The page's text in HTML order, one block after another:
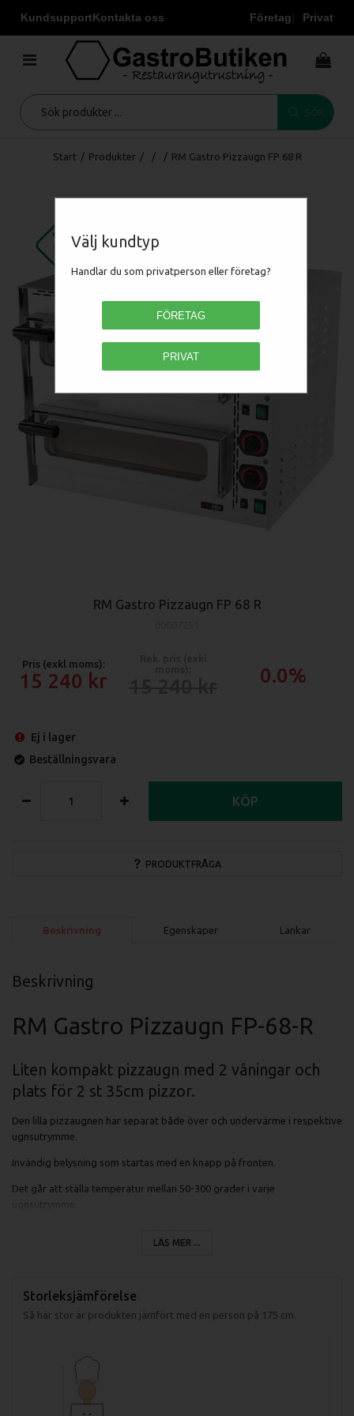
KundsupportKontakta oss Företag Privat
Välj kundtyp
Handlar du som privatperson eller företag?
FÖRETAG
PRIVAT
Start / Produkter / / / RM Gastro Pizzaugn FP 68 R
RM Gastro Pizzaugn FP 68 R
Pris (exkl moms):
15 240 0.0%
Ej i lager
Beställningsvara
PRODUKTFRÅGA
KÖP
Beskrivning Egenskaper Länkar
Beskrivning
RM Gastro Pizzaugn FP-68-R
Liten kompakt pizzaugn med 2 våningar och
plats för 2 st 35cm pizzor.
Den lilla pizzaugnen har separat både över och undervärme i respektive
ugnsutrymme.
Invändig belysning som startas med en knapp på fronten.
Det går att ställa temperatur mellan 50-300 grader i varje
plats med 35cm pizza i varje våning.
Specifikationer pizzaugn FP-68-R:
LÄS MER ...
Storleksjämförelse
Så här stor är produkten jämfört med en person på 175 cm.